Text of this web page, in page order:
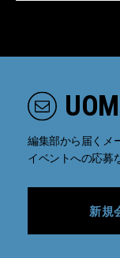
編集部から届くメ
イベントへの応募
新規